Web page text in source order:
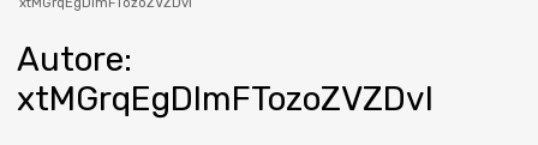
Autore:
xtMGrqEgDImFTozoZVZDvl